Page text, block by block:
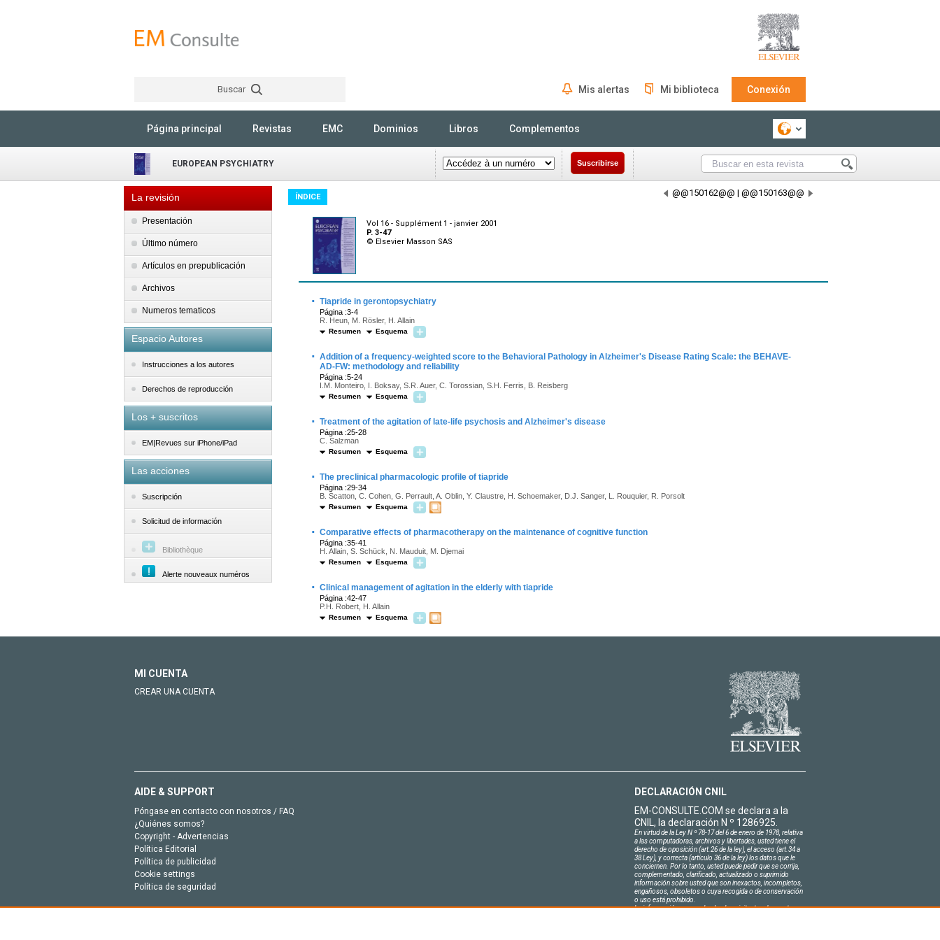
Buscar Mis alertas Mi biblioteca Conexión
Página principal Revistas EMC Dominios Libros Complementos
EUROPEAN PSYCHIATRY Suscribirse
La revisión
Presentación
Último número
Artículos en prepublicación
Archivos
Numeros tematicos
Espacio Autores
Instrucciones a los autores
Derechos de reproducción
Los + suscritos
EM|Revues sur iPhone/iPad
Las acciones
Suscripción
Solicitud de información
Bibliothèque
Alerte nouveaux numéros
ÍNDICE @@150162@@ | @@150163@@
Vol 16 - Supplément 1 - janvier 2001
P. 3-47
© Elsevier Masson SAS
· Tiapride in gerontopsychiatry
Página :3-4
R. Heun, M. Rösler, H. Allain
Resumen Esquema
· Addition of a frequency-weighted score to the Behavioral Pathology in Alzheimer's Disease Rating Scale: the BEHAVE-
AD-FW: methodology and reliability
Página :5-24
I.M. Monteiro, I. Boksay, S.R. Auer, C. Torossian, S.H. Ferris, B. Reisberg
Resumen Esquema
· Treatment of the agitation of late-life psychosis and Alzheimer's disease
Página :25-28
C. Salzman
Resumen Esquema
· The preclinical pharmacologic profile of tiapride
Página :29-34
B. Scatton, C. Cohen, G. Perrault, A. Oblin, Y. Claustre, H. Schoemaker, D.J. Sanger, L. Rouquier, R. Porsolt
Resumen Esquema
· Comparative effects of pharmacotherapy on the maintenance of cognitive function
Página :35-41
H. Allain, S. Schück, N. Mauduit, M. Djemai
Resumen Esquema
· Clinical management of agitation in the elderly with tiapride
Página :42-47
P.H. Robert, H. Allain
Resumen Esquema
MI CUENTA
CREAR UNA CUENTA
AIDE & SUPPORT
Póngase en contacto con nosotros / FAQ
¿Quiénes somos?
Copyright - Advertencias
Política Editorial
Política de publicidad
Cookie settings
Política de seguridad
DECLARACIÓN CNIL
EM-CONSULTE.COM se declara a la
CNIL, la declaración N º 1286925.
En virtud de la Ley N º 78-17 del 6 de enero de 1978, relativa
a las computadoras, archivos y libertades, usted tiene el
derecho de oposición (art.26 de la ley), el acceso (art.34 a
38 Ley), y correcta (artículo 36 de la ley) los datos que le
conciernen. Por lo tanto, usted puede pedir que se corrija,
complementado, clarificado, actualizado o suprimido
información sobre usted que son inexactos, incompletos,
engañosos, obsoletos o cuya recogida o de conservación
o uso está prohibido.
La información personal sobre los visitantes de nuestro